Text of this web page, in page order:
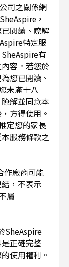
司之關係網
，
閱讀、瞭解
特定服
有
容。若您於
您已閱讀、
未滿十八
解並同意本
方得使用。
定您的家長
服務條款之
作廠商可能
，不表示
屬
SheAspire
正確完整
使用權利。